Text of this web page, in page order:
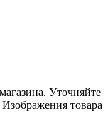
Уточняйте
товара